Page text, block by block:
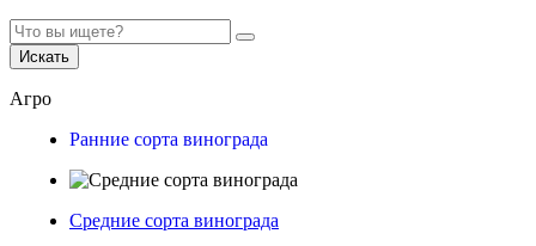
Искать
Агро
Ранние сорта винограда
Средние сорта винограда